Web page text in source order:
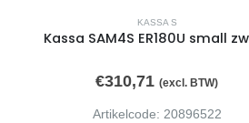
KASSA S
Kassa SAM4S ER180U small
€310,71 (excl. BTW)
Artikelcode: 20896522